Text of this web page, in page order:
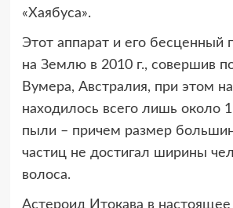
«Хаябуса».
Этот аппарат и его бесценный
на Землю в 2010 г., совершив
Вумера, Австралия, при этом
находилось всего лишь около
пыли – причем размер
частиц не достигал ширины
волоса.